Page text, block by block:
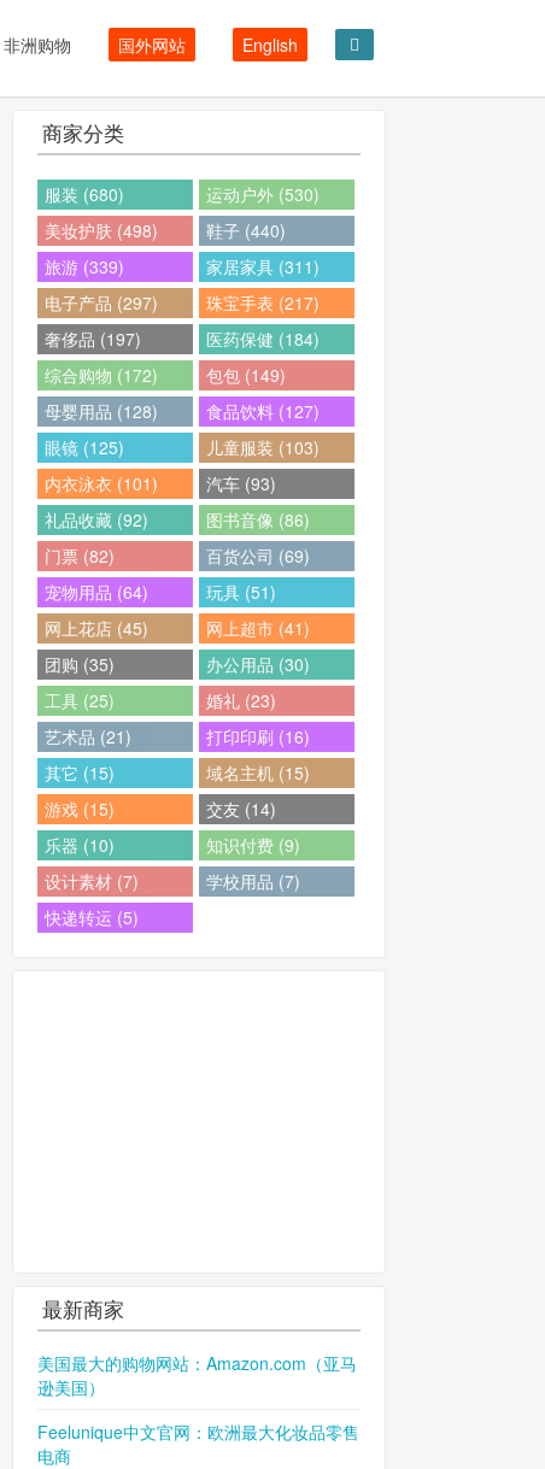
非洲购物 国外网站 English
商家分类
服装 (680)
运动户外 (530)
美妆护肤 (498)
鞋子 (440)
旅游 (339)
家居家具 (311)
电子产品 (297)
珠宝手表 (217)
奢侈品 (197)
医药保健 (184)
综合购物 (172)
包包 (149)
母婴用品 (128)
食品饮料 (127)
眼镜 (125)
儿童服装 (103)
内衣泳衣 (101)
汽车 (93)
礼品收藏 (92)
图书音像 (86)
门票 (82)
百货公司 (69)
宠物用品 (64)
玩具 (51)
网上花店 (45)
网上超市 (41)
团购 (35)
办公用品 (30)
工具 (25)
婚礼 (23)
艺术品 (21)
打印印刷 (16)
其它 (15)
域名主机 (15)
游戏 (15)
交友 (14)
乐器 (10)
知识付费 (9)
设计素材 (7)
学校用品 (7)
快递转运 (5)
最新商家
美国最大的购物网站：Amazon.com（亚马
逊美国）
Feelunique中文官网：欧洲最大化妆品零售
电商